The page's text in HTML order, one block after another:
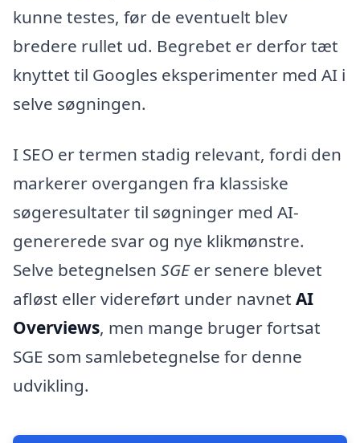
kunne testes, før de eventuelt blev
bredere rullet ud. Begrebet er derfor tæt
knyttet til Googles eksperimenter med AI i
selve søgningen.
I SEO er termen stadig relevant, fordi den
markerer overgangen fra klassiske
søgeresultater til søgninger med AI-
genererede svar og nye klikmønstre.
Selve betegnelsen SGEer senere blevet
afløst eller videreført under navnet AI
Overviews, men mange bruger fortsat
SGE som samlebetegnelse for denne
udvikling.